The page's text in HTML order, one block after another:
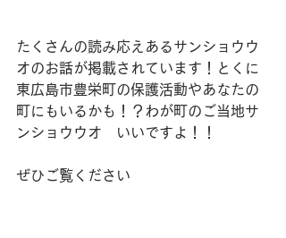
たくさんの読み応えあるサンショウウ
オのお話が掲載されています！とくに
東広島市豊栄町の保護活動やあなたの
町にもいるかも！？わが町のご当地サ
ンショウウオ　いいですよ！！
ぜひご覧ください